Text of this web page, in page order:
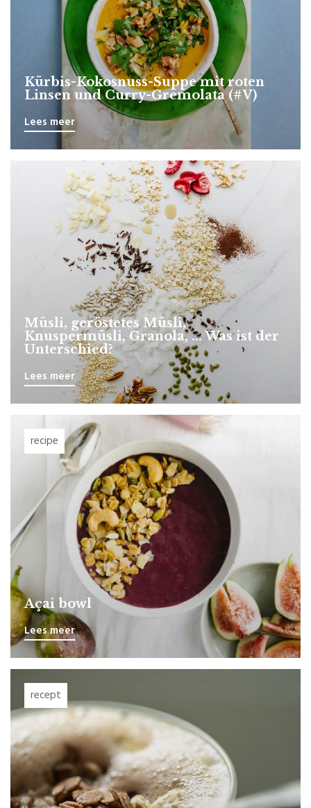
Kürbis-Kokosnuss-Suppe mit roten
Linsen und Curry-Gremolata (#V)
Lees meer
Müsli, geröstetes Müsli,
Knuspermüsli, Granola, ... Was ist der
Unterschied?
Lees meer
recipe
Açai bowl
Lees meer
recept